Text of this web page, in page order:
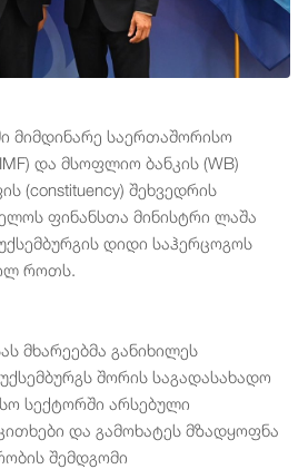
მიმდინარე საერთაშორისო
და მსოფლიო ბანკის (WB)
(constituency) შეხვედრის
ფინანსთა მინისტრი ლაშა
დიდი საჰერცოგოს
როთს.
მხარეებმა განიხილეს
შორის საგადასახადო
სექტორში არსებული
და გამოხატეს მზადყოფნა
შემდგომი